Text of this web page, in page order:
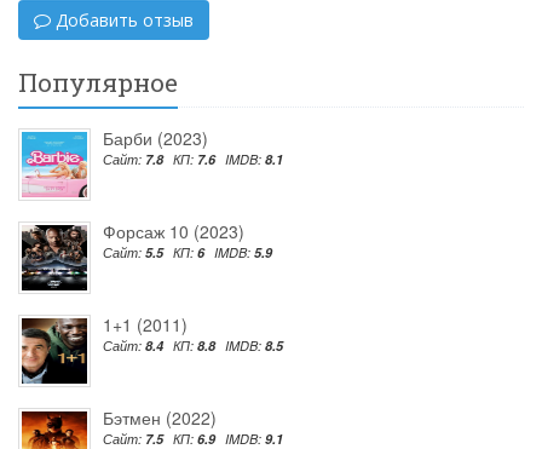
Добавить отзыв
Популярное
Барби (2023)
Сайт: 7.8 КП: 7.6 IMDB: 8.1
Форсаж 10 (2023)
Сайт: 5.5 КП: 6 IMDB: 5.9
1+1 (2011)
Сайт: 8.4 КП: 8.8 IMDB: 8.5
Бэтмен (2022)
Сайт: 7.5 КП: 6.9 IMDB: 9.1